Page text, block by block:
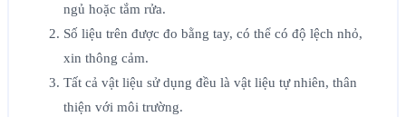
ngủ hoặc tắm rửa.
Số liệu trên được đo bằng tay, có thể có độ lệch nhỏ,
xin thông cảm.
Tất cả vật liệu sử dụng đều là vật liệu tự nhiên, thân
thiện với môi trường.